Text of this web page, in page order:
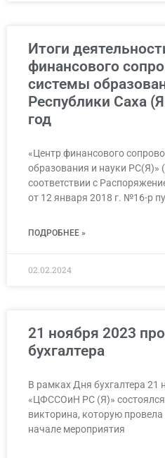
Итоги
финансового
системы
Республики Саха
год
«Центр финансового
образования и науки РС(Я)»
соответствии с
от 12 января 2018 г. №16-р
ПОДРОБНЕЕ »
02.02.2024
21 ноября 2023
бухгалтера
В рамках Дня бухгалтера 21
«ЦФССОиН РС (Я)» состоялся
викторина, которую
начале мероприятия